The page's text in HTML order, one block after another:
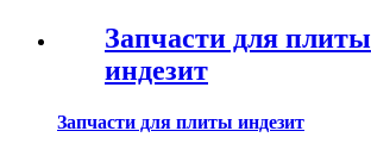
Запчасти для плиты
индезит
Запчасти для плиты индезит